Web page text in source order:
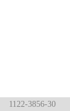
1122-3856-30